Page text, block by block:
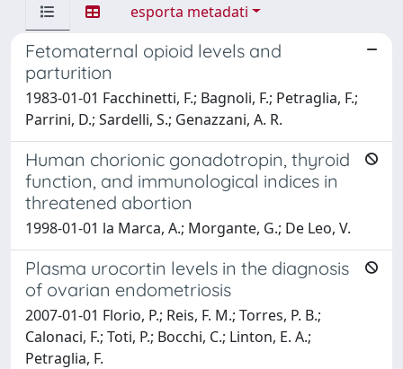
esporta metadati
Fetomaternal opioid levels and
parturition
1983-01-01 Facchinetti, F.; Bagnoli, F.; Petraglia, F.;
Parrini, D.; Sardelli, S.; Genazzani, A. R.
Human chorionic gonadotropin, thyroid
function, and immunological indices in
threatened abortion
1998-01-01 la Marca, A.; Morgante, G.; De Leo, V.
Plasma urocortin levels in the diagnosis
of ovarian endometriosis
2007-01-01 Florio, P.; Reis, F. M.; Torres, P. B.;
Calonaci, F.; Toti, P.; Bocchi, C.; Linton, E. A.;
Petraglia, F.